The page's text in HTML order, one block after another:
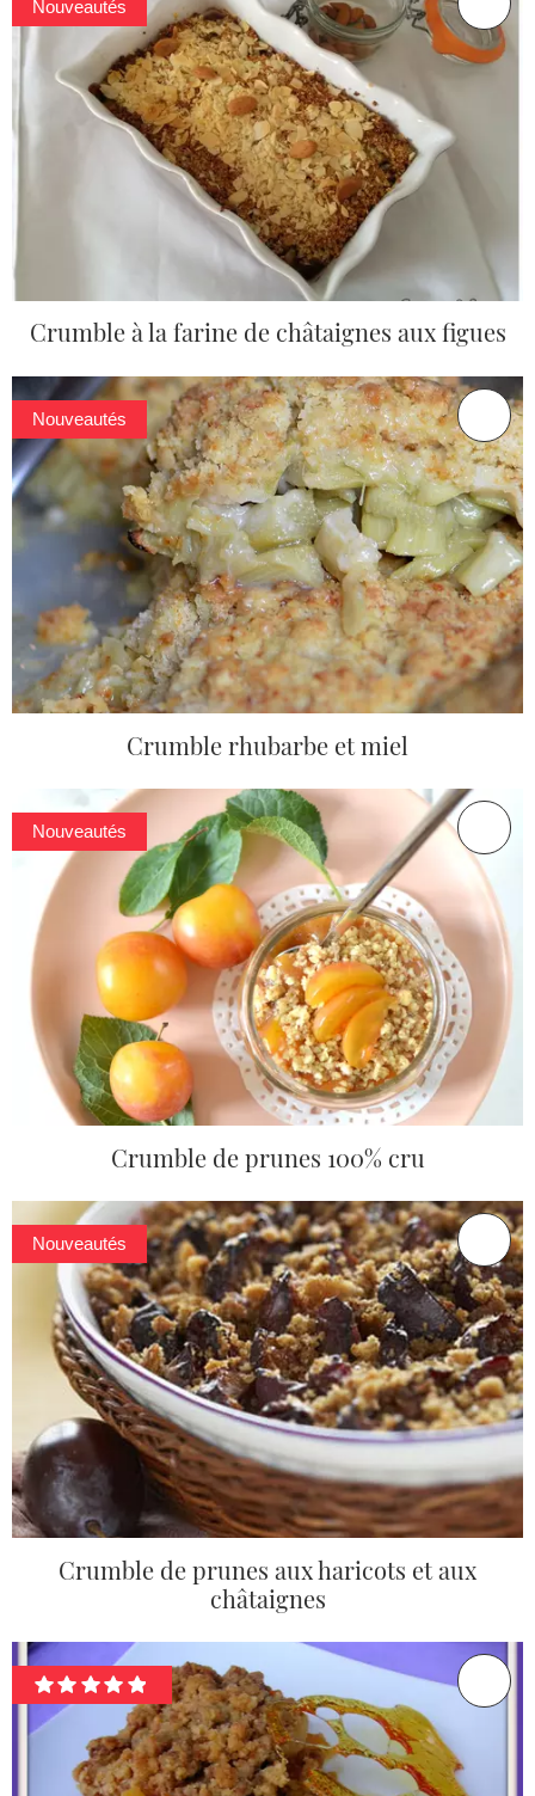
Nouveautés
Crumble à la farine de châtaignes aux figues
Nouveautés
Crumble rhubarbe et miel
Nouveautés
Crumble de prunes 100% cru
Nouveautés
Crumble de prunes aux haricots et aux
châtaignes